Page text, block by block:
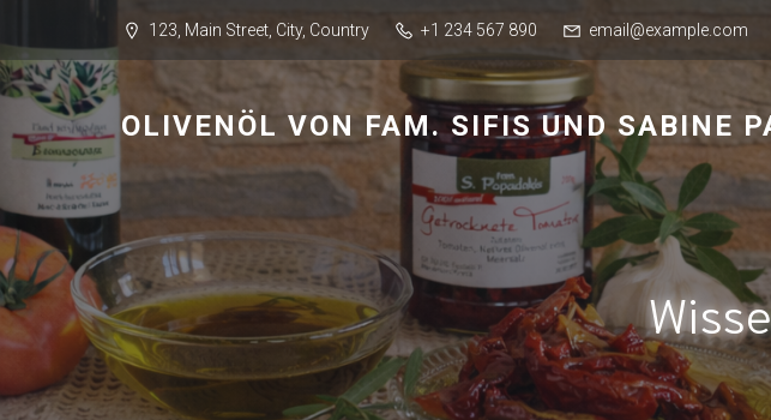
123, Main Street, City, Country +1 234 567 890 email@example.com
OLIVENÖL VON FAM. SIFIS UND SABINE